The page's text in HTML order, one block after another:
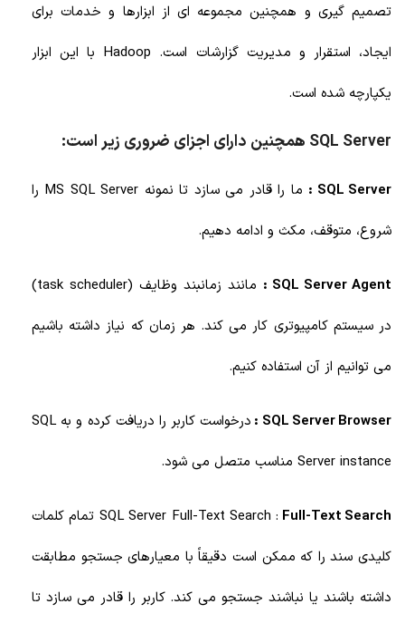
تصمیم گیری و همچنین مجموعه ای از ابزارها و خدمات برای
ایجاد، استقرار و مدیریت گزارشات است. Hadoop با این ابزار
یکپارچه شده است.
SQL Server همچنین دارای اجزای ضروری زیر است:
SQL Server :
ما را قادر می سازد تا نمونه MS SQL Server را
شروع، متوقف، مکث و ادامه دهیم.
SQL Server Agent :
مانند زمانبند وظایف (task scheduler)
در سیستم کامپیوتری کار می کند. هر زمان که نیاز داشته باشیم
می توانیم از آن استفاده کنیم.
SQL Server Browser :
درخواست کاربر را دریافت کرده و به SQL
Server instance مناسب متصل می شود.
SQL Server Full-Text Search : Full-Text Search
تمام کلمات
کلیدی سند را که ممکن است دقیقاً با معیارهای جستجو مطابقت
داشته باشند یا نباشند جستجو می کند. کاربر را قادر می سازد تا